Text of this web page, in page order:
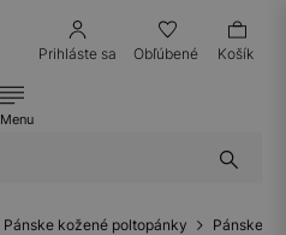
Prihláste sa Obľúbené Košík
Menu
Pánske kožené poltopánky Pánske